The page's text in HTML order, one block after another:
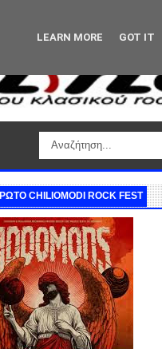
CHILIOMODI ROCK FEST
LEARN MORE GOT IT